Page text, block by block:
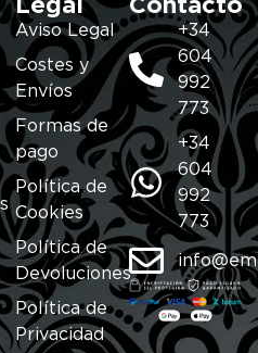
Legal
Aviso Legal
Costes y
Envíos
Formas de
pago
Política de
Cookies
Política de
Devoluciones
Política de
Privacidad
Contacto
+34
604
992
773
+34
604
992
773